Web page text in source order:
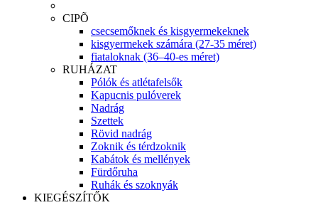
CIPÕ
csecsemőknek és kisgyermekeknek
kisgyermekek számára (27-35 méret)
fiataloknak (36–40-es méret)
RUHÁZAT
Pólók és atlétafelsők
Kapucnis pulóverek
Nadrág
Szettek
Rövid nadrág
Zoknik és térdzoknik
Kabátok és mellények
Fürdőruha
Ruhák és szoknyák
KIEGÉSZÍTŐK